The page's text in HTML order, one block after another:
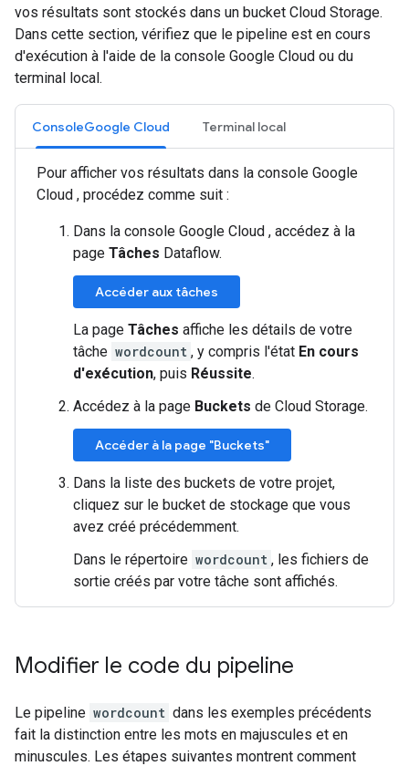
vos résultats sont stockés dans un bucket Cloud Storage.
Dans cette section, vérifiez que le pipeline est en cours
d'exécution à l'aide de la console Google Cloud ou du
terminal local.
ConsoleGoogle Cloud Terminal local
Pour afficher vos résultats dans la console Google
Cloud , procédez comme suit :
Dans la console Google Cloud , accédez à la
page Tâches Dataflow.
Accéder aux tâches
La page Tâches affiche les détails de votre
tâche wordcount , y compris l'état En cours
d'exécution, puis Réussite.
Accédez à la page Buckets de Cloud Storage.
Accéder à la page "Buckets"
Dans la liste des buckets de votre projet,
cliquez sur le bucket de stockage que vous
avez créé précédemment.
Dans le répertoire wordcount , les fichiers de
sortie créés par votre tâche sont affichés.
Modifier le code du pipeline
Le pipeline wordcount dans les exemples précédents
fait la distinction entre les mots en majuscules et en
minuscules. Les étapes suivantes montrent comment